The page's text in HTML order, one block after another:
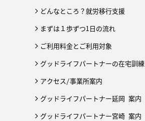
どんなところ？就労移行支援
まずは１歩ずつ1日の流れ
ご利用料金とご利用対象
グッドライフパートナーの在宅訓練
アクセス/事業所案内
グッドライフパートナー延岡 案内
グッドライフパートナー宮崎 案内